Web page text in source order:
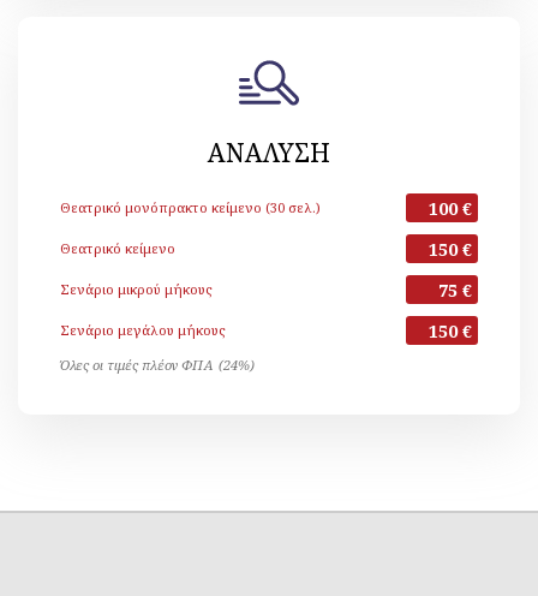
ΑΝΑΛΥΣΗ
Θεατρικό μονόπρακτο κείμενο (30 σελ.) 100 €
Θεατρικό κείμενο 150 €
Σενάριο μικρού μήκους 75 €
Σενάριο μεγάλου μήκους 150 €
Όλες οι τιμές πλέον ΦΠΑ (24%)